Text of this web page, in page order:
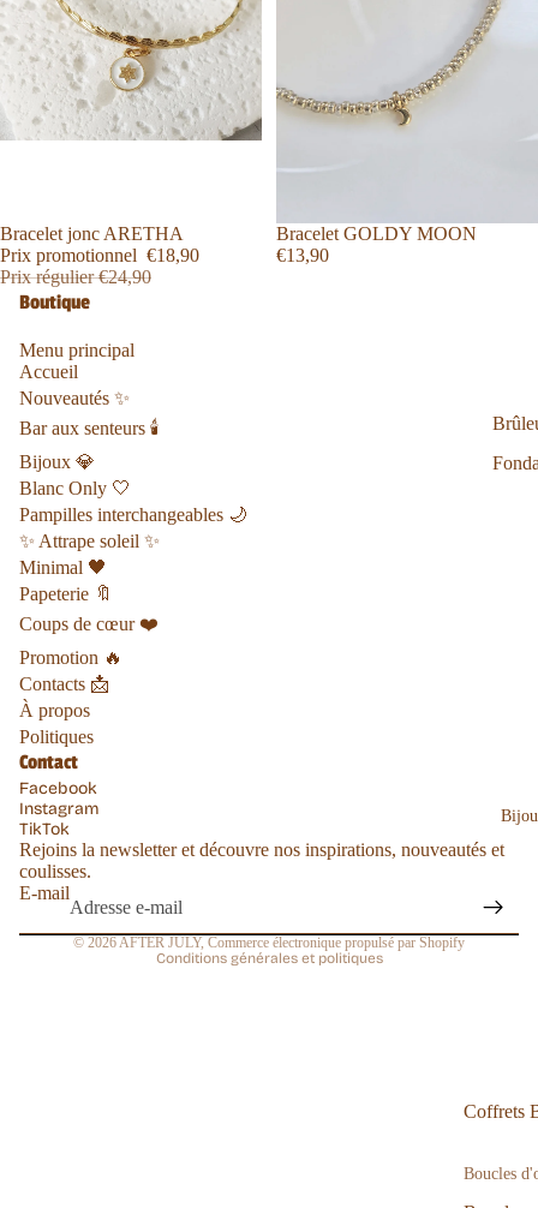
Coffrets
Boucles
Promotion
Bracelet jonc ARETHA
Prix promotionnel €18,90
Prix régulier€24,90
Bracelet GOLDY MOON
€13,90
Boutique
Menu principal
Accueil
Nouveautés ✨
Bar aux senteurs 🕯️
Bijoux 💎
Blanc Only 🤍
Pampilles interchangeables 🌙
✨ Attrape soleil ✨
Minimal 🖤
Papeterie 🔖
Coups de cœur ❤️
Promotion 🔥
Contacts 📩
À propos
Politiques
Contact
Facebook
Instagram
TikTok
Rejoins la newsletter et découvre nos inspirations, nouveautés et
coulisses.
E-mail
© 2026AFTER JULY, Commerce électronique propulsé par Shopify
Conditions générales et politiques
Politique de remboursement
Politique de confidentialité
Conditions d’utilisation
Politique d’expédition
Coordonnées
Conditions générales de vente
Mentions légales